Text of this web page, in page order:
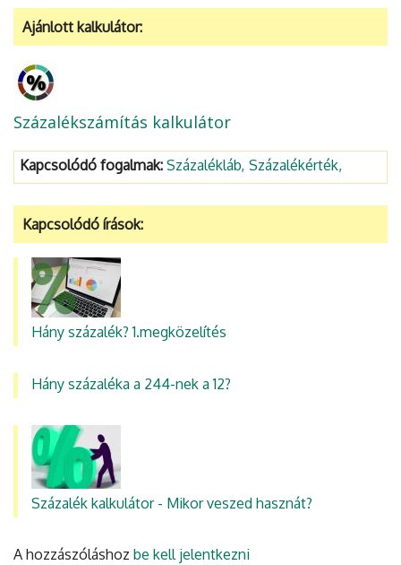
Ajánlott kalkulátor:
Százalékszámítás kalkulátor
Kapcsolódó fogalmak: Százalékláb Százalékérték
Kapcsolódó írások:
Hány százalék? 1.megközelítés
Hány százaléka a 244-nek a 12?
Százalék kalkulátor - Mikor veszed hasznát?
A hozzászóláshoz be kell jelentkezni